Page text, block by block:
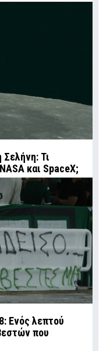
Τι
και SpaceX;
Ενός λεπτού
που